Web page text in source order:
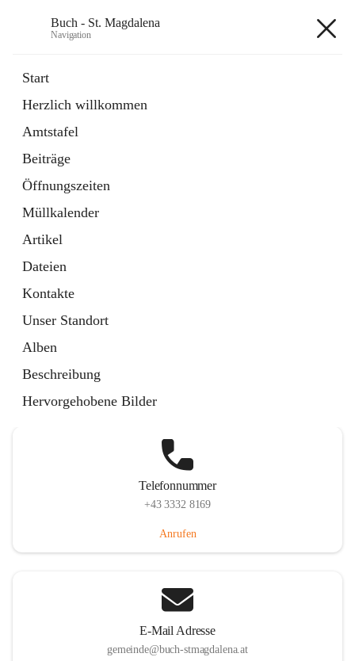
Buch - St. Magdalena
Navigation
Start
Herzlich willkommen
Amtstafel
Beiträge
Öffnungszeiten
Müllkalender
Artikel
Dateien
Kontakte
Unser Standort
Alben
Beschreibung
Hervorgehobene Bilder
11 Schnellzugriffe
Bürgerservice
10 Schnellzugriffe
Telefonnummer
+43 3332 8169
Anrufen
E-Mail Adresse
gemeinde@buch-stmagdalena.at